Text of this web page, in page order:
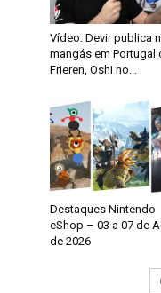
Vídeo: Devir publica
mangás em Portugal
Frieren, Oshi no...
Destaques Nintendo
eShop – 03 a 07 de
de 2026